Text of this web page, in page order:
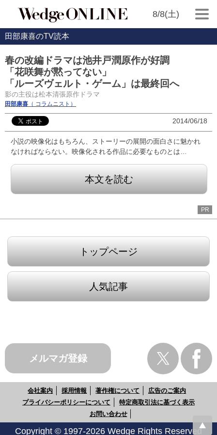
8/8(土)
田部康喜のTV読本
春の改編ドラマは池井戸潤原作が好調
「花咲舞が黙ってない」
「ルーズヴェルト・ゲーム」は最終回へ
影の主役は松本清張原作ドラマ
田部康喜 （ コラムニスト）
2014/06/18
小説の映像化はもちろん、ストーリーの展開の面白さに魅かれ
なければならない。映像化される作品に必要なものとは…
本文を読む
PR
トップページ
人気記事
メルマガ登録
会社案内 採用情報 著作権について
広告のご案内
プライバシーポリシーについて
特定商取引法に基づく表示
お問い合わせ
Copyright © 1997-2026 Wedge Rights Reserved